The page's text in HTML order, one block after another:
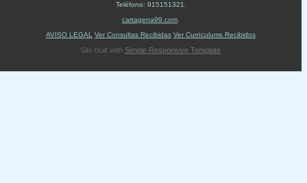
Teléfono: 915151321
cartagena99.com
AVISO LEGAL
Ver Consultas Recibidas Ver Currículums Recibidos
Site built with Simple Responsive Template